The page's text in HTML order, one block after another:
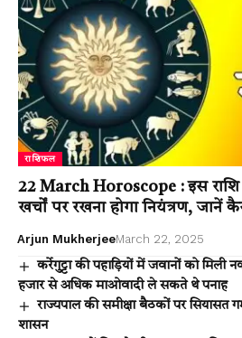
राशिफल
22 March Horoscope : इस
खर्चों पर रखना होगा नियंत्रण, जानें
Arjun MukherjeeMarch 22, 2025
कर्रेगुट्टा की पहाड़ियों में जवानों को मिली
हजार से अधिक माओवादी ले सकते थे पनाह
राज्यपाल की समीक्षा बैठकों पर सियासत
शासन